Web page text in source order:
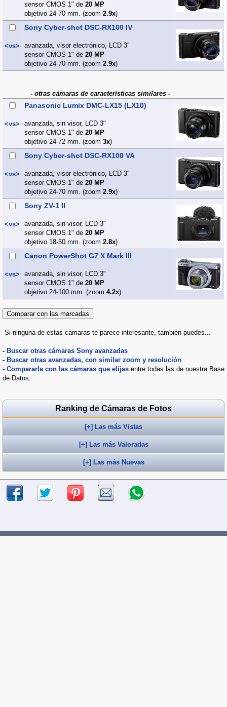
sensor CMOS 1" de 20 MP
objetivo 24-70 mm. (zoom 2.9x)
<vs>
Sony Cyber-shot DSC-RX100 IV
avanzada, visor electrónico, LCD 3"
sensor CMOS 1" de 20 MP
objetivo 24-70 mm. (zoom 2.9x)
- otras cámaras de características similares -
<vs>
Panasonic Lumix DMC-LX15 (LX10)
avanzada, sin visor, LCD 3"
sensor CMOS 1" de 20 MP
objetivo 24-72 mm. (zoom 3x)
<vs>
Sony Cyber-shot DSC-RX100 VA
avanzada, visor electrónico, LCD 3"
sensor CMOS 1" de 20 MP
objetivo 24-70 mm. (zoom 2.9x)
<vs>
Sony ZV-1 II
avanzada, sin visor, LCD 3"
sensor CMOS 1" de 20 MP
objetivo 18-50 mm. (zoom 2.8x)
<vs>
Canon PowerShot G7 X Mark III
avanzada, sin visor, LCD 3"
sensor CMOS 1" de 20 MP
objetivo 24-100 mm. (zoom 4.2x)
Si ninguna de estas cámaras te parece interesante, también puedes...
- Buscar otras cámaras Sony avanzadas
- Buscar otras avanzadas, con similar zoom y resolución
- Compararla con las cámaras que elijas entre todas las de nuestra Base
de Datos.
Ranking de Cámaras de Fotos
[+] Las más Vistas
[+] Las más Valoradas
[+] Las más Nuevas